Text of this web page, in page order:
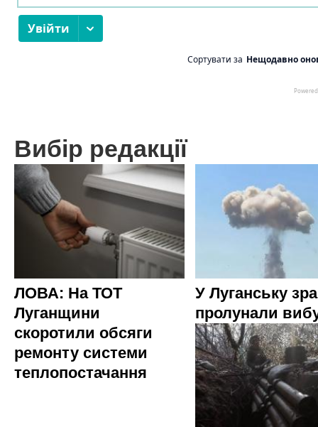
Вибір редакції
ЛОВА: На ТОТ
Луганщини
скоротили обсяги
ремонту системи
теплопостачання
У Луганську
пролунали